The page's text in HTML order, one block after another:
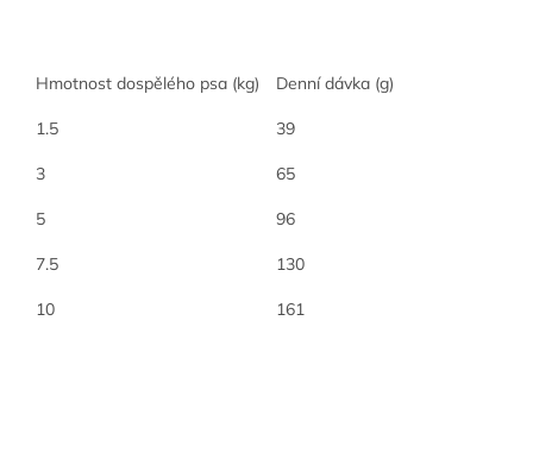
Hmotnost dospělého psa (kg) Denní dávka (g)
1.5 39
3 65
5 96
7.5 130
10 161